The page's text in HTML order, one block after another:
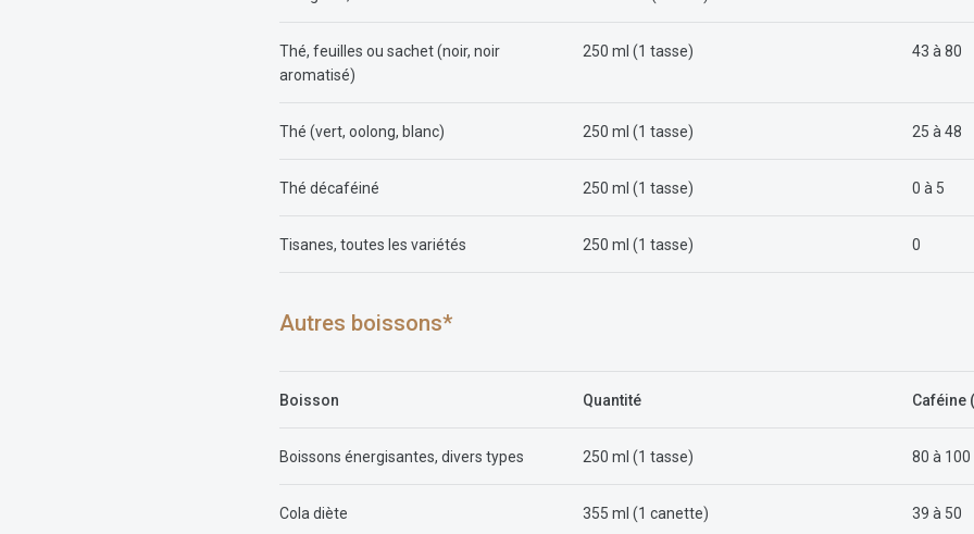
Thé, feuilles ou sachet (noir, noir
aromatisé)
250 ml (1 tasse) 43 à 80
Thé (vert, oolong, blanc) 250 ml (1 tasse) 25 à 48
Thé décaféiné 250 ml (1 tasse) 0 à 5
Tisanes, toutes les variétés 250 ml (1 tasse) 0
Autres boissons*
Boisson Quantité Caféine
Boissons énergisantes, divers types 250 ml (1 tasse) 80 à 100
Cola diète 355 ml (1 canette) 39 à 50